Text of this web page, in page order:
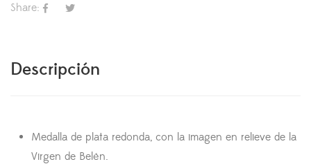
Share:
Descripción
Medalla de plata redonda, con la imagen en relieve de la
Virgen de Belén.